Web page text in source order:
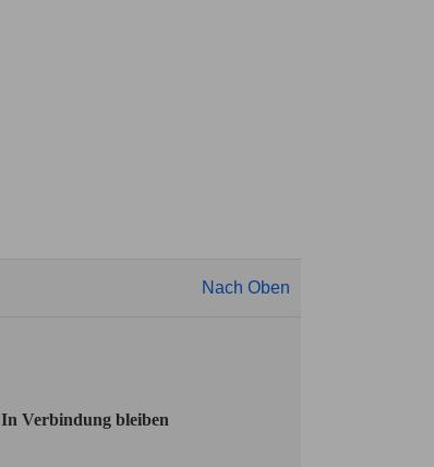
Nach Oben
In Verbindung bleiben